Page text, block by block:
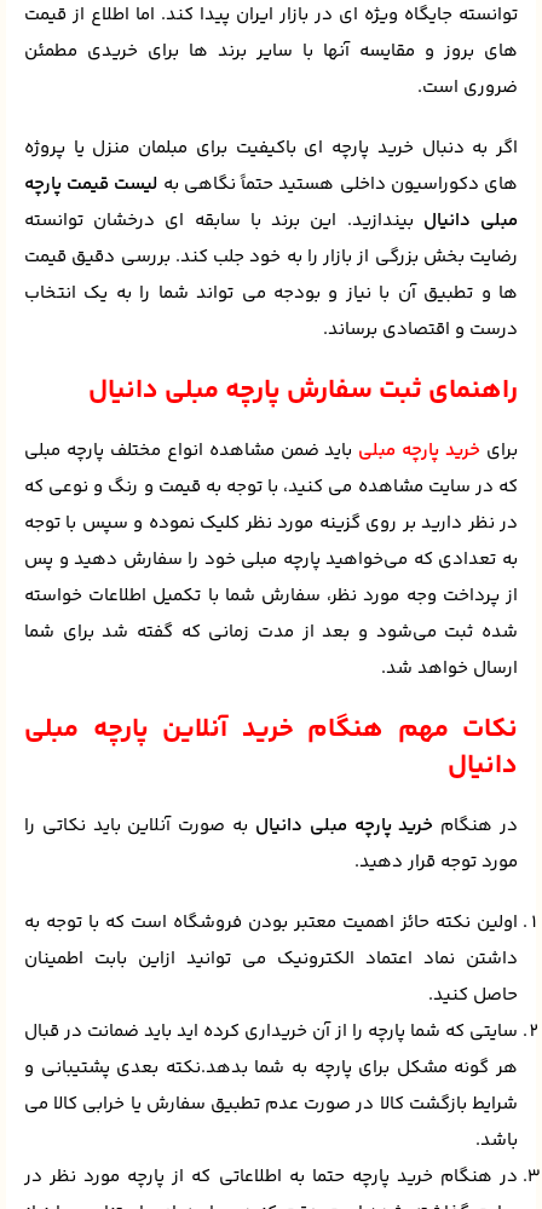
توانسته جایگاه ویژه‌ ای در بازار ایران پیدا کند. اما اطلاع از قیمت‌
های بروز و مقایسه آنها با سایر برند ها برای خریدی مطمئن
ضروری است.
اگر به دنبال خرید پارچه‌ ای باکیفیت برای مبلمان منزل یا پروژه‌
های دکوراسیون داخلی هستید حتماً نگاهی به لیست قیمت پارچه
مبلی دانیال بیندازید. این برند با سابقه‌ ای درخشان توانسته
رضایت بخش بزرگی از بازار را به خود جلب کند. بررسی دقیق قیمت‌
ها و تطبیق آن با نیاز و بودجه می‌ تواند شما را به یک انتخاب
درست و اقتصادی برساند.
راهنمای ثبت سفارش پارچه مبلی دانیال
برای خرید پارچه مبلی باید ضمن مشاهده انواع مختلف پارچه مبلی
که در سایت مشاهده می کنید، با توجه به قیمت و رنگ و نوعی که
در نظر دارید بر روی گزینه مورد نظر کلیک نموده و سپس با توجه
به تعدادی که می‌خواهید پارچه مبلی خود را سفارش دهید و پس
از پرداخت وجه مورد نظر، سفارش شما با تکمیل اطلاعات خواسته
شده ثبت می‌شود و بعد از مدت زمانی که گفته شد برای شما
ارسال خواهد شد.
نکات مهم هنگام خرید آنلاین پارچه مبلی
دانیال
در هنگام خرید پارچه مبلی دانیال به صورت آنلاین باید نکاتی را
مورد توجه قرار دهید.
اولین نکته حائز اهمیت معتبر بودن فروشگاه است که با توجه به
داشتن نماد اعتماد الکترونیک می توانید ازاین بابت اطمینان
حاصل کنید.
سایتی که شما پارچه را از آن خریداری کرده اید باید ضمانت در قبال
هر گونه مشکل برای پارچه به شما بدهد.نکته بعدی پشتیبانی و
شرایط بازگشت کالا در صورت عدم تطبیق سفارش یا خرابی کالا می
باشد.
در هنگام خرید پارچه حتما به اطلاعاتی که از پارچه مورد نظر در